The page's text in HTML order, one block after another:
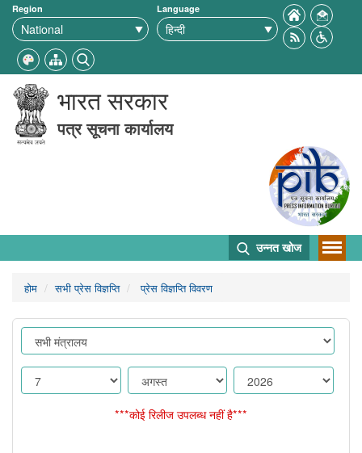
Region Language
भारत सरकार
पत्र सूचना कार्यालय
उन्नत खोज
होम सभी प्रेस विज्ञप्ति प्रेस विज्ञप्ति विवरण
***कोई रिलीज उपलब्ध नहीं है***